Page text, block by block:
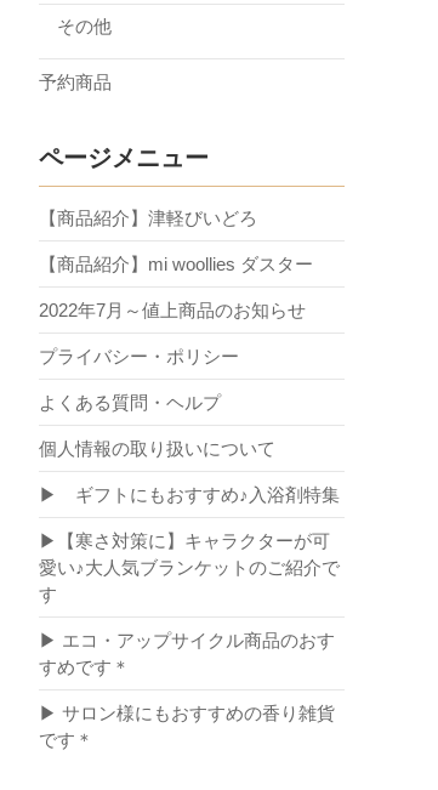
その他
予約商品
ページメニュー
【商品紹介】津軽びいどろ
【商品紹介】mi woollies ダスター
2022年7月～値上商品のお知らせ
プライバシー・ポリシー
よくある質問・ヘルプ
個人情報の取り扱いについて
▶ ギフトにもおすすめ♪入浴剤特集
▶【寒さ対策に】キャラクターが可
愛い♪大人気ブランケットのご紹介で
す
▶ エコ・アップサイクル商品のおす
すめです＊
▶ サロン様にもおすすめの香り雑貨
です＊